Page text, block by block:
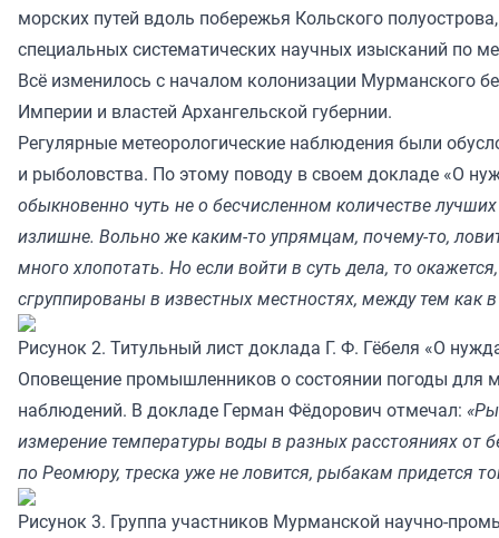
морских путей вдоль побережья Кольского
специальных систематических научных изысканий по
Всё изменилось с началом колонизации Мурманского
Империи и властей Архангельской губернии.
Регулярные метеорологические наблюдения были
и рыболовства. По этому поводу в своем докладе «О
обыкновенно чуть не о бесчисленном количестве
излишне. Вольно же каким-то упрямцам, почему-то,
много хлопотать. Но если войти в суть дела, то
сгруппированы в известных местностях, между тем
Рисунок 2. Титульный лист доклада Г. Ф. Гёбеля «О
Оповещение промышленников о состоянии погоды для
наблюдений. В докладе Герман Фёдорович отмечал:
измерение температуры воды в разных расстояниях от
по Реомюру, треска уже не ловится, рыбакам придется
Рисунок 3. Группа участников Мурманской научно-